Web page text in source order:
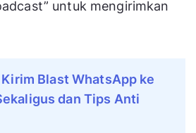
Broadcast
yang dibutuhkan
untuk mengirimkan